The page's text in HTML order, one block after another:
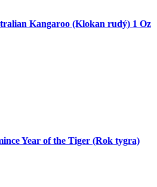
Kangaroo (Klokan rudý) 1 Oz
Year of the Tiger (Rok tygra)